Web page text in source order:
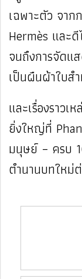
เฉพาะตัว จาก
Hermès และ
จนถึงการจัดแ
เป็นผืนผ้าใบส
และเรื่องราวเ
ยิ่งใหญ่ที่
มนุษย์ – ครบ
ตำนานบทใหม่